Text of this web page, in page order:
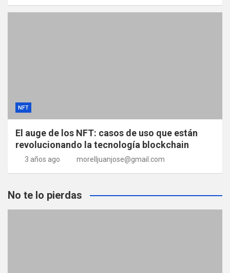
NFT
El auge de los NFT: casos de uso que están
revolucionando la tecnología blockchain
3 años ago morelljuanjose@gmail.com
No te lo pierdas